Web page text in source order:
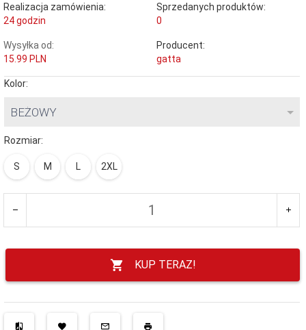
Realizacja zamówienia:
24 godzin
Sprzedanych produktów:
0
Wysyłka od:
15.99 PLN
Producent:
gatta
Kolor:
BEŻOWY
Rozmiar:
S M L 2XL
KUP TERAZ!